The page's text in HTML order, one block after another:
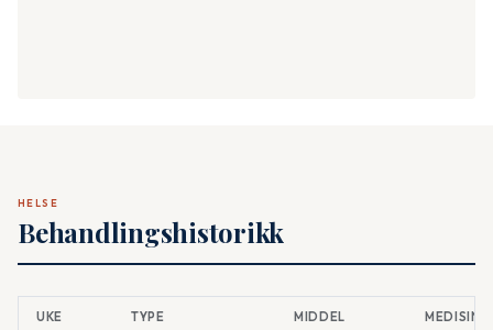
HELSE
Behandlingshistorikk
UKE TYPE MIDDEL